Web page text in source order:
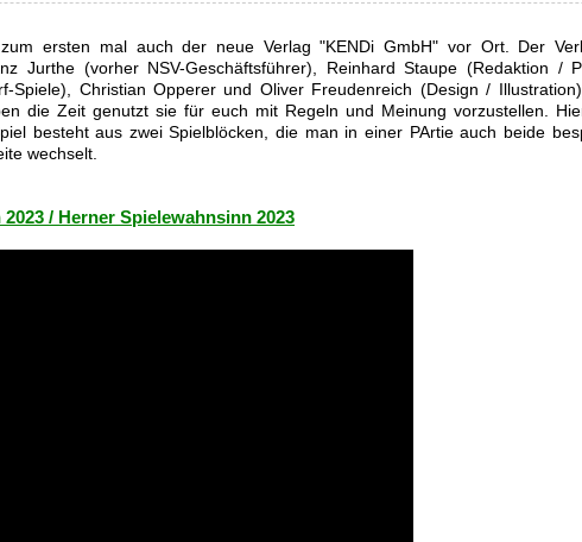
ersten mal auch der neue Verlag "KENDi GmbH" vor Ort. Der
Jurthe (vorher NSV-Geschäftsführer), Reinhard Staupe (Redaktion /
Spiele), Christian Opperer und Oliver Freudenreich (Design /
die Zeit genutzt sie für euch mit Regeln und Meinung vorzustellen.
besteht aus zwei Spielblöcken, die man in einer PArtie auch beide
wechselt.
/ Herner Spielewahnsinn 2023